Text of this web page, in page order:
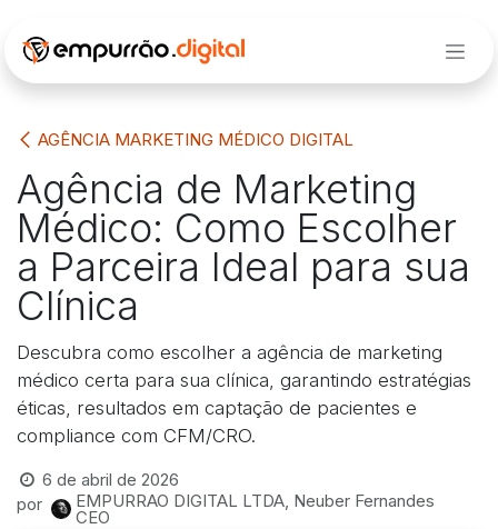
AGÊNCIA MARKETING MÉDICO DIGITAL
Agência de Marketing
Médico: Como Escolher
a Parceira Ideal para sua
Clínica
Descubra como escolher a agência de marketing
médico certa para sua clínica, garantindo estratégias
éticas, resultados em captação de pacientes e
compliance com CFM/CRO.
6 de abril de 2026
por
EMPURRAO DIGITAL LTDA, Neuber Fernandes
CEO